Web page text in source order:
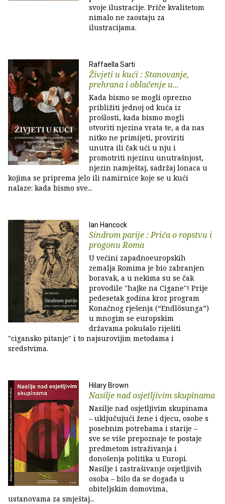
svoje ilustracije. Priče kvalitetom
nimalo ne zaostaju za
ilustracijama.
Raffaella Sarti
Živjeti u kući : Stanovanje,
prehrana i oblačenje u...
Kada bismo se mogli oprezno
približiti jednoj od kuća iz
prošlosti, kada bismo mogli
otvoriti njezina vrata te, a da nas
nitko ne primijeti, proviriti
unutra ili čak ući u nju i
promotriti njezinu unutrašnjost,
njezin namještaj, sadržaj lonaca u
kojima se priprema jelo ili namirnice koje se u kući
nalaze: kada bismo sve...
Ian Hancock
Sindrom parije : Priča o ropstvu i
progonu Roma
U većini zapadnoeuropskih
zemalja Romima je bio zabranjen
boravak, a u nekima su se čak
provodile "hajke na Cigane"! Prije
pedesetak godina kroz program
Konačnog rješenja (“Endlösunga”)
u mnogim se europskim
državama pokušalo riješiti
"cigansko pitanje" i to najsurovijim metodama i
sredstvima.
Hilary Brown
Nasilje nad osjetljivim skupinama
Nasilje nad osjetljivim skupinama
– uključujući žene i djecu, osobe s
posebnim potrebama i starije –
sve se više prepoznaje te postaje
predmetom istraživanja i
donošenja politika u Europi.
Nasilje i zastrašivanje osjetljivih
osoba – bilo da se događa u
obiteljskim domovima,
ustanovama za smještaj...